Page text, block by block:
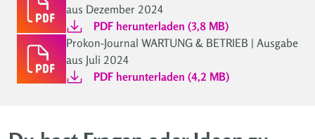
aus Dezember 2024
PDF herunterladen (3,8 MB)
Prokon-Journal WARTUNG & BETRIEB | Ausgabe
aus Juli 2024
PDF herunterladen (4,2 MB)